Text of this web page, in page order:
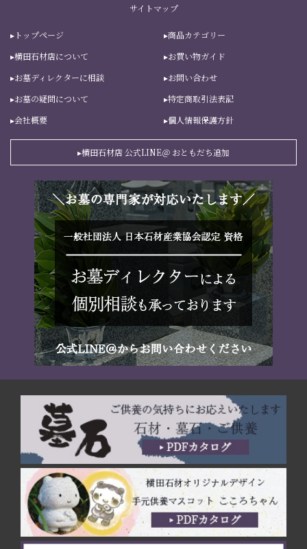
サイトマップ
トップページ
横田石材店について
お墓ディレクターに相談
お墓の疑問について
会社概要
商品カテゴリー
お買い物ガイド
お問い合わせ
特定商取引法表記
個人情報保護方針
横田石材店 公式LINE＠ おともだち追加